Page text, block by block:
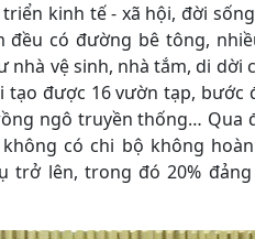
kinh tế - xã hội, đời
đều có đường bê tông,
vệ sinh, nhà tắm, di dời
được 16 vườn tạp, bước
ngô truyền thống… Qua
có chi bộ không
trở lên, trong đó 20%